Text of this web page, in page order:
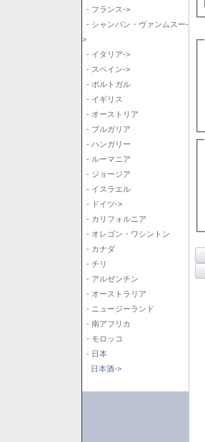
- フランス->
- シャンパン・ヴァンムスー-
>
- イタリア->
- スペイン->
- ポルトガル
- イギリス
- オーストリア
- ブルガリア
- ハンガリー
- ルーマニア
- ジョージア
- イスラエル
- ドイツ->
- カリフォルニア
- オレゴン・ワシントン
- カナダ
- チリ
- アルゼンチン
- オーストラリア
- ニュージーランド
- 南アフリカ
- モロッコ
- 日本
日本酒->